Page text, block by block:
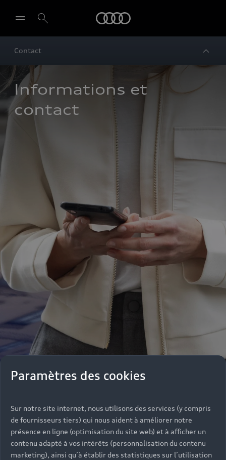
Paramètres des cookies
Sur notre site internet, nous utilisons des services (y compris
de fournisseurs tiers) qui nous aident à améliorer notre
présence en ligne (optimisation du site web) et à afficher un
contenu adapté à vos intérêts (personnalisation du contenu
marketing), ainsi qu’à établir des statistiques sur l’utilisation
Contact
Informations et
contact
Notre équipe de professionnels se tient de
nouveau à votre disposition pour vous informer,
vous conseiller dans vos achats parmi une large
gamme de véhicules ou répondre à vos questions